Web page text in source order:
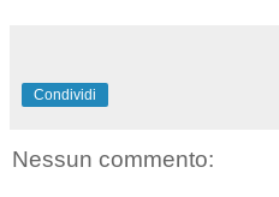
Condividi
Nessun commento: